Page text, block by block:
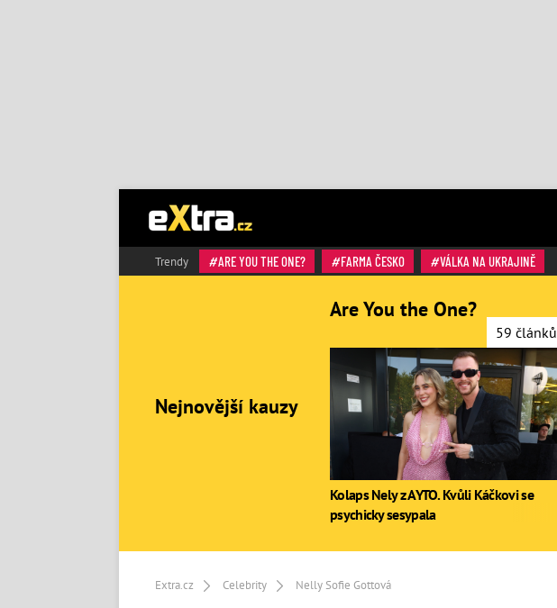
Trendy ARE YOU THE ONE? FARMA ČESKO VÁLKA NA UKRAJINĚ
Extra.cz Celebrity Nelly Sofie Gottová
Nejnovější kauzy
Are You the One?
59 článků
Kolaps Nely z AYTO. Kvůli Káčkovi se
psychicky sesypala